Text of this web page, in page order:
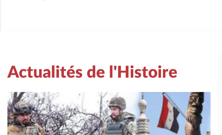
Actualités de l'Histoire